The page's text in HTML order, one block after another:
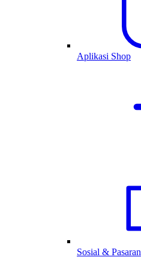
Aplikasi Shop
Sosial & Pasaran